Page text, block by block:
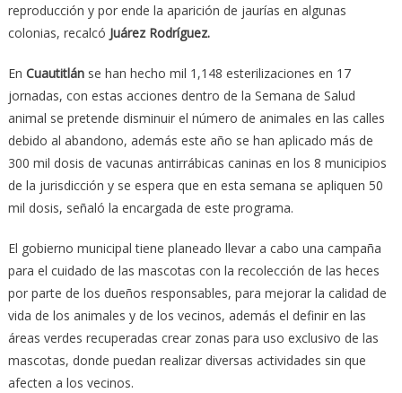
reproducción y por ende la aparición de jaurías en algunas
colonias, recalcó Juárez Rodríguez.
En Cuautitlánse han hecho mil 1,148 esterilizaciones en 17
jornadas, con estas acciones dentro de la Semana de Salud
animal se pretende disminuir el número de animales en las calles
debido al abandono, además este año se han aplicado más de
300 mil dosis de vacunas antirrábicas caninas en los 8 municipios
de la jurisdicción y se espera que en esta semana se apliquen 50
mil dosis, señaló la encargada de este programa.
El gobierno municipal tiene planeado llevar a cabo una campaña
para el cuidado de las mascotas con la recolección de las heces
por parte de los dueños responsables, para mejorar la calidad de
vida de los animales y de los vecinos, además el definir en las
áreas verdes recuperadas crear zonas para uso exclusivo de las
mascotas, donde puedan realizar diversas actividades sin que
afecten a los vecinos.